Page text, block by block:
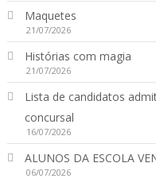
Maquetes
21/07/2026
Histórias com magia
21/07/2026
Lista de candidatos
concursal
16/07/2026
ALUNOS DA ESCOLA
06/07/2026